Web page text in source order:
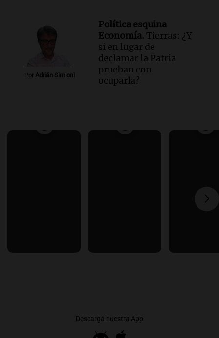
Por Adrián Simioni
Política esquina
Economía. Tierras: ¿Y
si en lugar de
declamar la Patria
prueban con
ocuparla?
Descargá nuestra App